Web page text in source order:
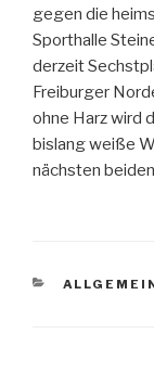
gegen die
Sporthalle
derzeit
Freiburger
ohne Harz wird
bislang weiße
nächsten